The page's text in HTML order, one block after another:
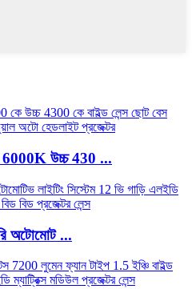
উচ্চ 430 ...
অটোমোট ...